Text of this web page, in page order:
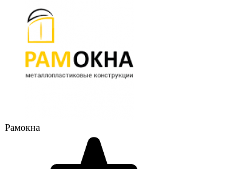
Рамокна